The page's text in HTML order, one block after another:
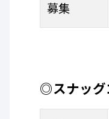
募集
◎スナッグ